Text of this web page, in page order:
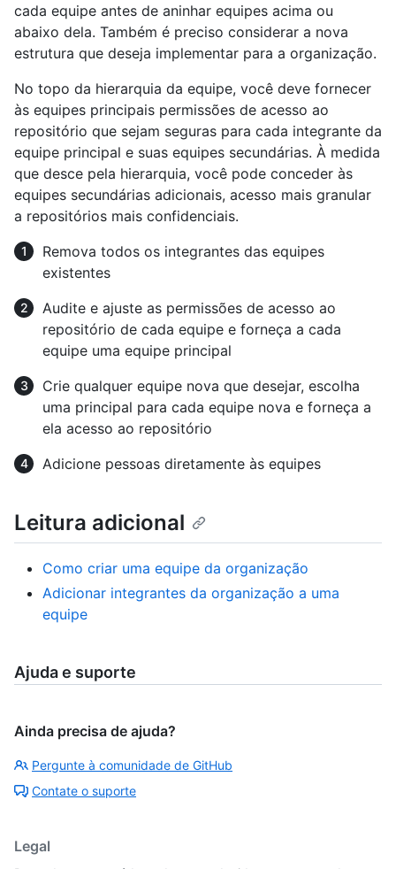
cada equipe antes de aninhar equipes acima ou
abaixo dela. Também é preciso considerar a nova
estrutura que deseja implementar para a organização.
No topo da hierarquia da equipe, você deve fornecer
às equipes principais permissões de acesso ao
repositório que sejam seguras para cada integrante da
equipe principal e suas equipes secundárias. À medida
que desce pela hierarquia, você pode conceder às
equipes secundárias adicionais, acesso mais granular
a repositórios mais confidenciais.
Remova todos os integrantes das equipes
existentes
Audite e ajuste as permissões de acesso ao
repositório de cada equipe e forneça a cada
equipe uma equipe principal
Crie qualquer equipe nova que desejar, escolha
uma principal para cada equipe nova e forneça a
ela acesso ao repositório
Adicione pessoas diretamente às equipes
Leitura adicional
Como criar uma equipe da organização
Adicionar integrantes da organização a uma
equipe
Ajuda e suporte
Ainda precisa de ajuda?
Pergunte à comunidade de GitHub
Contate o suporte
Legal